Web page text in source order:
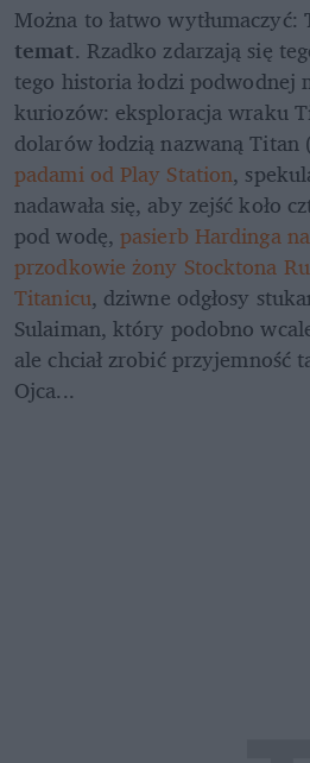
Można to łatwo wytłumaczyć:
temat. Rzadko zdarzają się
tego historia łodzi podwodnej
kuriozów: eksploracja wraku
dolarów łodzią nazwaną Titan
padami od Play Station,
nadawała się, aby zejść koło
pod wodę, pasierb Hardinga
przodkowie żony Stocktona
Titanicu, dziwne odgłosy
Sulaiman, który podobno
ale chciał zrobić przyjemność
Ojca...